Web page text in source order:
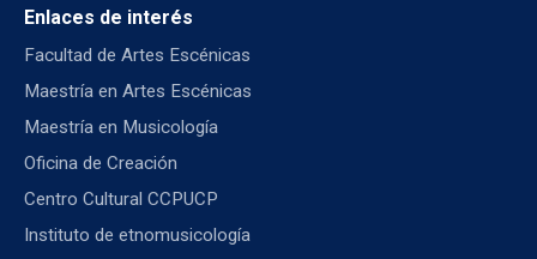
Enlaces de interés
Facultad de Artes Escénicas
Maestría en Artes Escénicas
Maestría en Musicología
Oficina de Creación
Centro Cultural CCPUCP
Instituto de etnomusicología